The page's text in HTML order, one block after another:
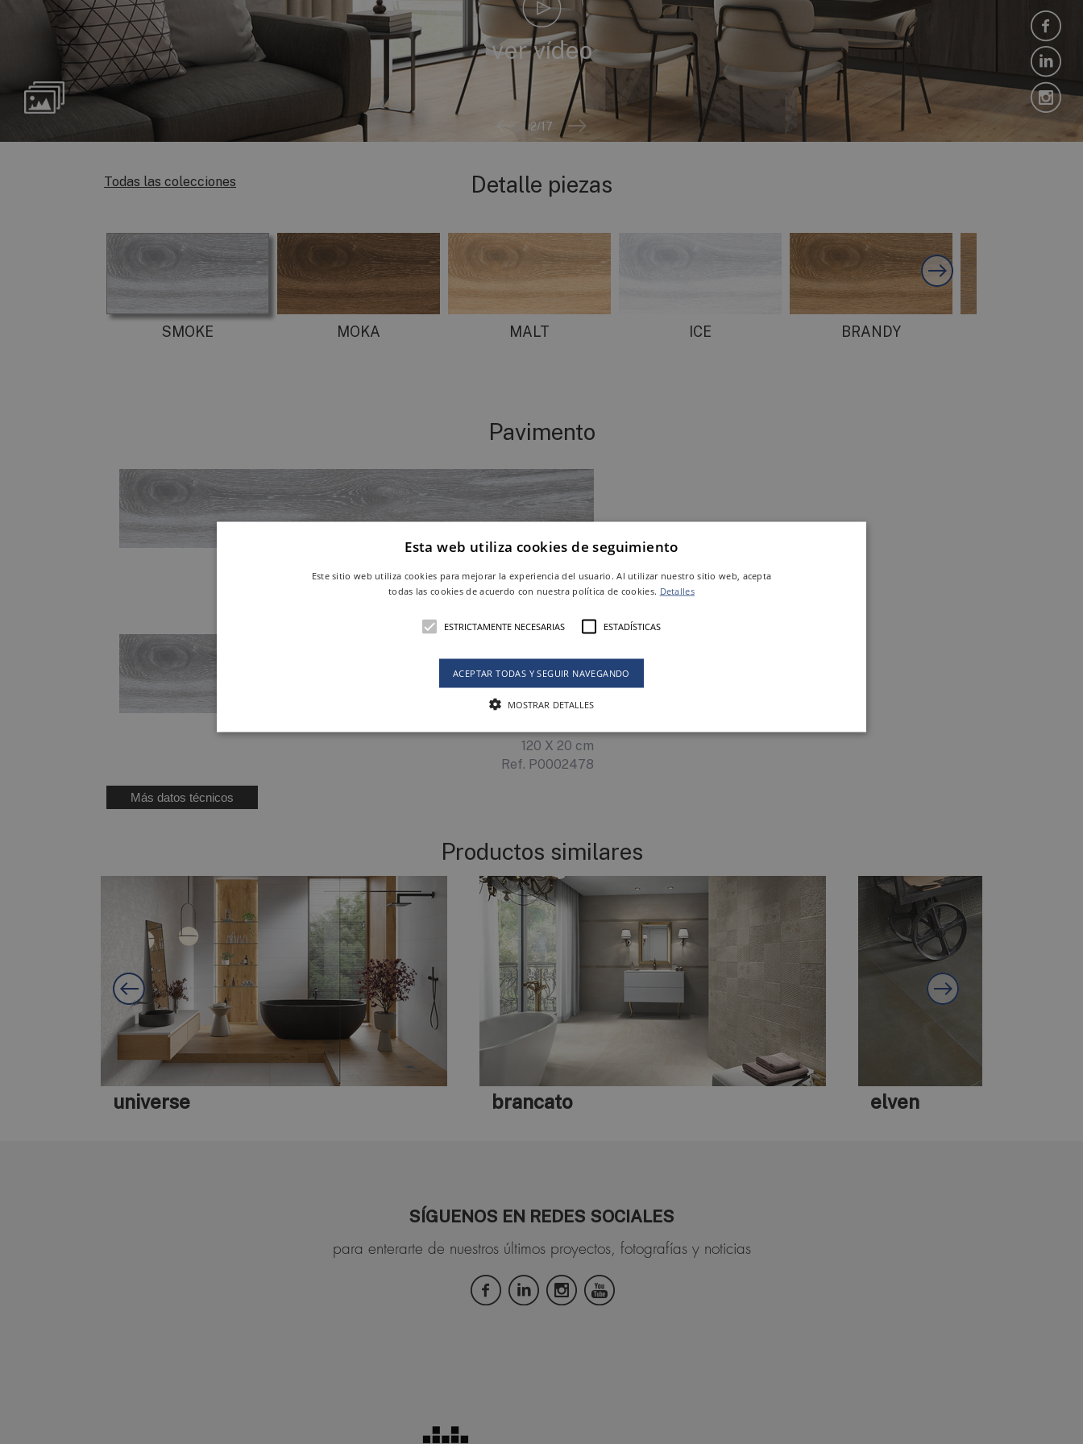
2/17
ver vídeo
Todas las colecciones Detalle piezas
SMOKE MOKA MALT ICE BRANDY
Pavimento
120 X 20 cm
Ref. P0002473
120 X 20 cm
Ref. P0002478
Más datos técnicos
Productos similares
universe brancato elven
SÍGUENOS EN REDES SOCIALES
para enterarte de nuestros últimos proyectos, fotografías y noticias
Esta web utiliza cookies de seguimiento
Este sitio web utiliza cookies para mejorar la experiencia del usuario. Al utilizar nuestro sitio web, acepta
todas las cookies de acuerdo con nuestra política de cookies. Detalles
ESTRICTAMENTE NECESARIAS ESTADÍSTICAS
ACEPTAR TODAS Y SEGUIR NAVEGANDO
MOSTRAR DETALLES